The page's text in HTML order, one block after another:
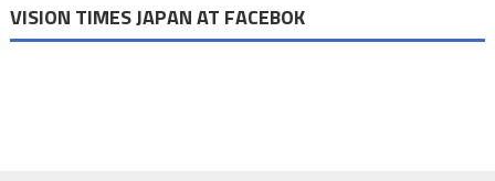
VISION TIMES JAPAN AT FACEBOK